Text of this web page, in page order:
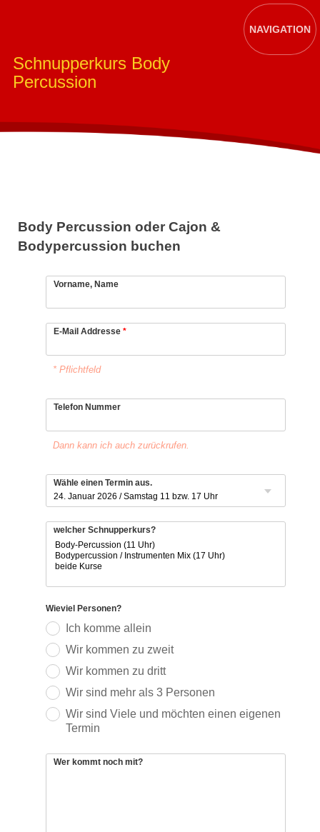
Schnupperkurs Body
Percussion
Body Percussion oder Cajon &
Bodypercussion buchen
Vorname, Name
E-Mail Addresse *
* Pflichtfeld
Telefon Nummer
Dann kann ich auch zurückrufen.
Wähle einen Termin aus.
welcher Schnupperkurs?
Wieviel Personen?
Ich komme allein
Wir kommen zu zweit
Wir kommen zu dritt
Wir sind mehr als 3 Personen
Wir sind Viele und möchten einen eigenen
Termin
Wer kommt noch mit?